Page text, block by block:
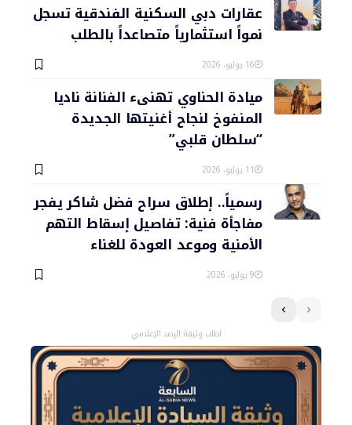
عقارات دبي السكنية الفندقية تسجل
نمواً استثمارياً متصاعداً بالطلب
16 يوليو، 2026
ميادة الحناوي تهنىء الفنانة ناديا
المنفوخ لنجاح أغنيتها الجديدة
“سلطان قلبي”
11 يوليو، 2026
رسمياً.. إطلاق سراح فضل شاكر يفجر
مفاجأة فنية: تفاصيل إسقاط التهم
الأمنية وموعد العودة للغناء
9 يوليو، 2026
اطلب وثيقة الرصد الإعلامي